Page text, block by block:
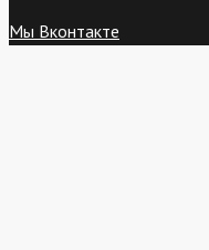
Мы Вконтакте